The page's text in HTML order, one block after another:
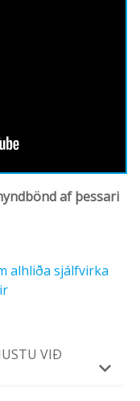
af þessari
alhliða sjálfvirka
VIÐ